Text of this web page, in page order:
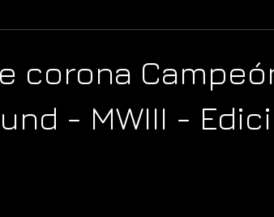
corona
- MWIII -